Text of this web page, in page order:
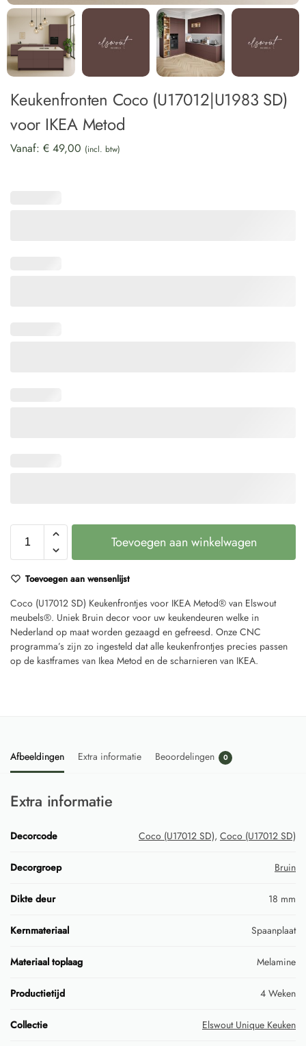
Keukenfronten Coco (U17012|U1983 SD)
voor IKEA Metod
Vanaf: € 49,00 (incl. btw)
Toevoegen aan winkelwagen
Toevoegen aan wensenlijst
Coco (U17012 SD) Keukenfrontjes voor IKEA Metod® van Elswout
meubels®. Uniek Bruin decor voor uw keukendeuren welke in
Nederland op maat worden gezaagd en gefreesd. Onze CNC
programma’s zijn zo ingesteld dat alle keukenfrontjes precies passen
op de kastframes van Ikea Metod en de scharnieren van IKEA.
Afbeeldingen Extra informatie Beoordelingen 0
Extra informatie
Decorcode Coco (U17012 SD), Coco (U17012 SD)
Decorgroep Bruin
Dikte deur 18 mm
Kernmateriaal Spaanplaat
Materiaal toplaag Melamine
Productietijd 4 Weken
Collectie Elswout Unique Keuken